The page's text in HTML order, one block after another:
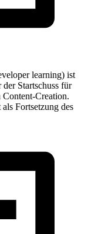
learning) ist
Startschuss für
Creation.
Fortsetzung des